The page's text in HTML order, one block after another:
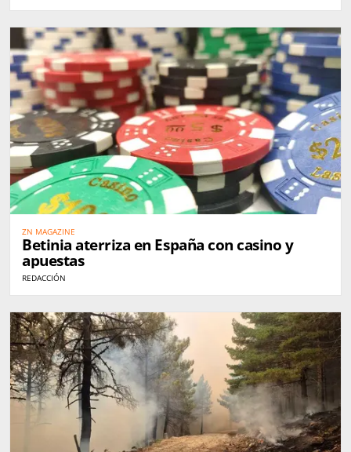
ZN MAGAZINE
Betinia aterriza en España con casino y
apuestas
REDACCIÓN